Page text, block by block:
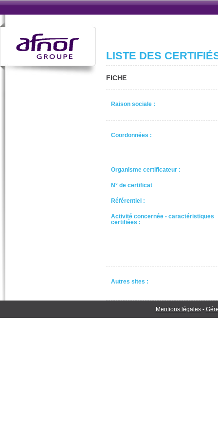
LISTE DES
FICHE
Raison sociale :
Coordonnées :
Organisme certificateur :
N° de certificat
Référentiel :
Activité concernée - caractéristiques
certifiées :
Autres sites :
Mentions légales-